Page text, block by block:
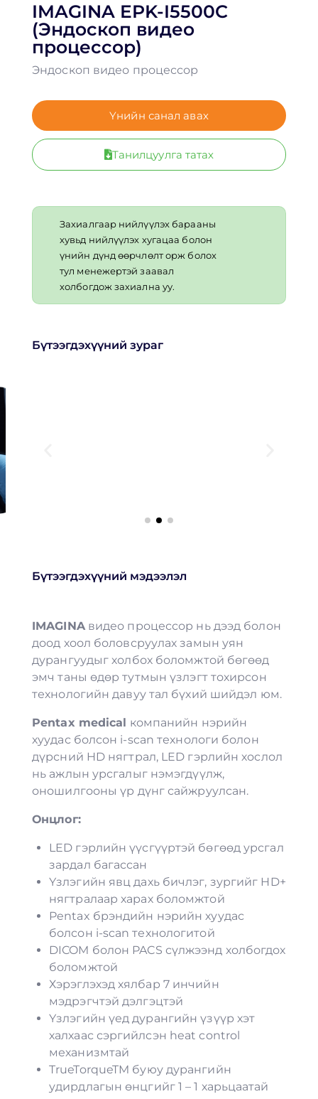
IMAGINA EPK-I5500C
(Эндоскоп видео
процессор)
Эндоскоп видео процессор
Үнийн санал авах
Танилцуулга татах
Захиалгаар нийлүүлэх барааны
хувьд нийлүүлэх хугацаа болон
үнийн дүнд өөрчлөлт орж болох
тул менежертэй заавал
холбогдож захиална уу.
Бүтээгдэхүүний зураг
Бүтээгдэхүүний мэдээлэл
IMAGINAвидео процессор нь дээд болон
доод хоол боловсруулах замын уян
дурангуудыг холбох боломжтой бөгөөд
эмч таны өдөр тутмын үзлэгт тохирсон
технологийн давуу тал бүхий шийдэл юм.
Pentax medical компанийн нэрийн
хуудас болсон i-scan технологи болон
дүрсний HD нягтрал, LED гэрлийн хослол
нь ажлын урсгалыг нэмэгдүүлж,
оношилгооны үр дүнг сайжруулсан.
Онцлог:
LED гэрлийн үүсгүүртэй бөгөөд урсгал
зардал багассан
Үзлэгийн явц дахь бичлэг, зургийг HD+
нягтралаар харах боломжтой
Pentax брэндийн нэрийн хуудас
болсон i-scan технологитой
DICOM болон PACS сүлжээнд холбогдох
боломжтой
Хэрэглэхэд хялбар 7 инчийн
мэдрэгчтэй дэлгэцтэй
Үзлэгийн үед дурангийн үзүүр хэт
халхаас сэргийлсэн heat control
механизмтай
TrueTorqueTM буюу дурангийн
удирдлагын өнцгийг 1 – 1 харьцаатай